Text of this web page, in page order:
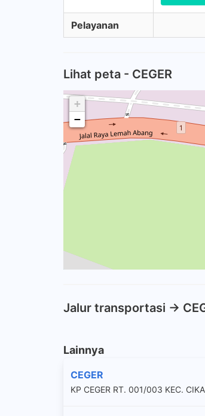
Pelayanan
Lihat peta - CEGER
+
−
Jalur transportasi ->
Lainnya
CEGER
KP CEGER RT. 001/003 KEC.